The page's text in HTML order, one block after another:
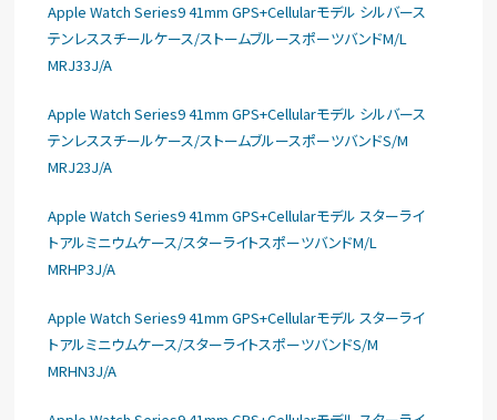
Apple Watch Series9 41mm GPS+Cellularモデル シルバース
テンレススチールケース/ストームブルースポーツバンドM/L
MRJ33J/A
Apple Watch Series9 41mm GPS+Cellularモデル シルバース
テンレススチールケース/ストームブルースポーツバンドS/M
MRJ23J/A
Apple Watch Series9 41mm GPS+Cellularモデル スターライ
トアルミニウムケース/スターライトスポーツバンドM/L
MRHP3J/A
Apple Watch Series9 41mm GPS+Cellularモデル スターライ
トアルミニウムケース/スターライトスポーツバンドS/M
MRHN3J/A